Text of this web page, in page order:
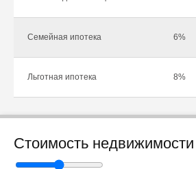
Семейная ипотека 6%
Льготная ипотека 8%
Стоимость недвижимости